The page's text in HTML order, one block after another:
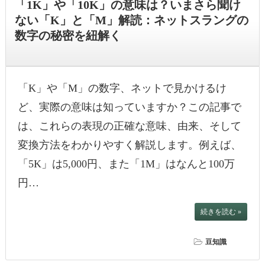
「1K」や「10K」の意味は？いまさら聞け
ない「K」と「M」解読：ネットスラングの
数字の秘密を紐解く
「K」や「M」の数字、ネットで見かけるけ
ど、実際の意味は知っていますか？この記事で
は、これらの表現の正確な意味、由来、そして
変換方法をわかりやすく解説します。例えば、
「5K」は5,000円、また「1M」はなんと100万
円…
続きを読む »
豆知識